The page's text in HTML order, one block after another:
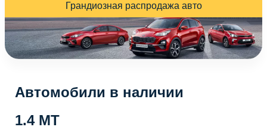
Грандиозная распродажа авто
Автомобили в наличии
1.4 MT